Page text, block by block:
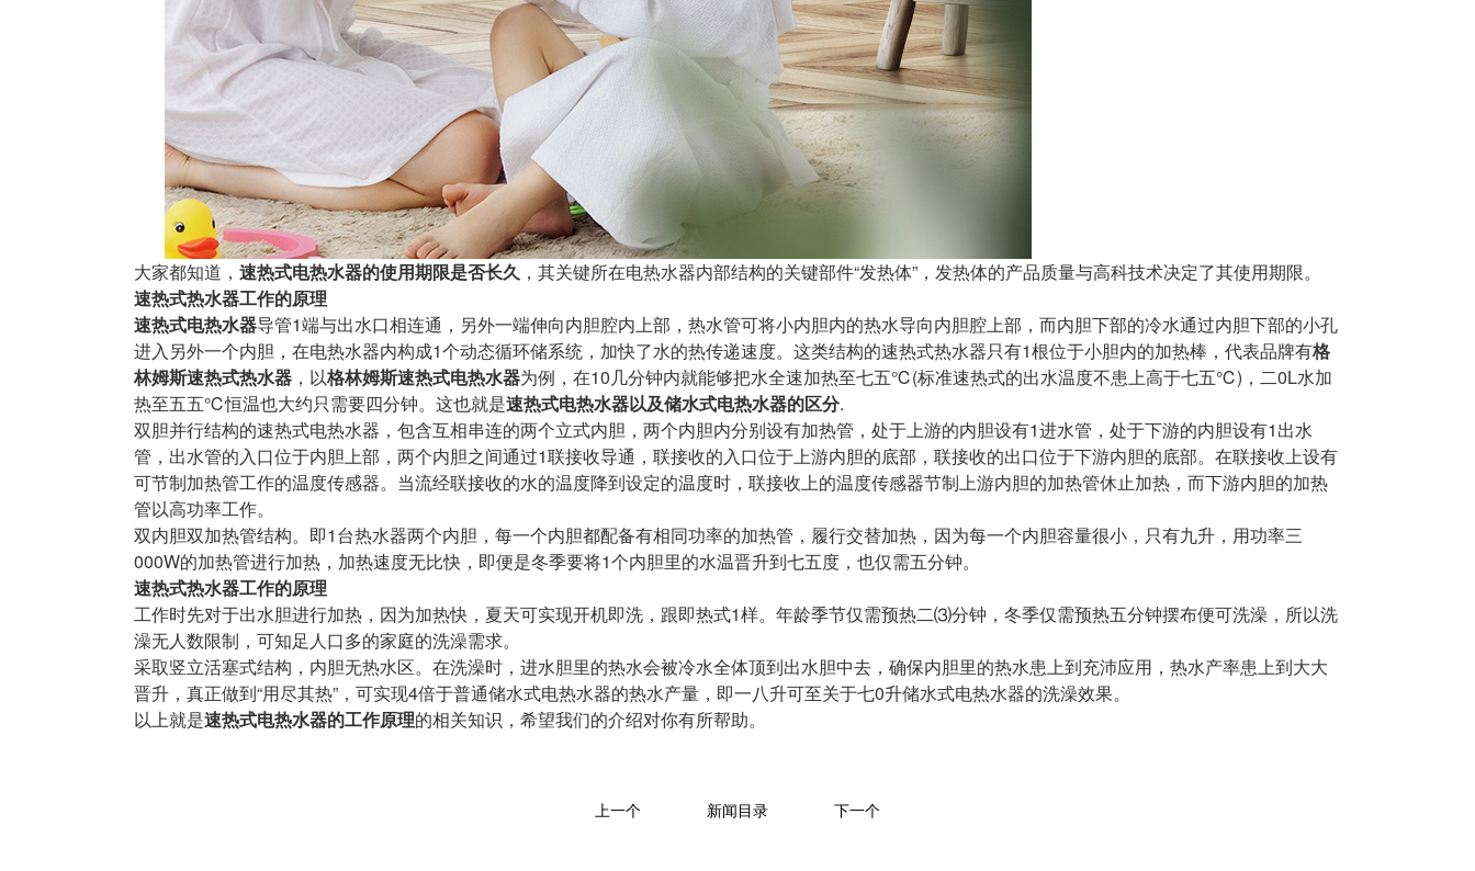
大家都知道， 速热式电热水器的使用期限是否长久 ，其关键所在电热水器内部结构的关键部件“发热体”，发热体的产品质量与高科技术决定了其使用期限。
速热式热水器工作的原理
速热式电热水器导管1端与出水口相连通，另外一端伸向内胆腔内上部，热水管可将小内胆内的热水导向内胆腔上部，而内胆下部的冷水通过内胆下部的小孔
进入另外一个内胆，在电热水器内构成1个动态循环储系统，加快了水的热传递速度。这类结构的速热式热水器只有1根位于小胆内的加热棒，代表品牌有格
林姆斯速热式热水器 ，以格林姆斯速热式电热水器为例，在10几分钟内就能够把水全速加热至七五℃(标准速热式的出水温度不患上高于七五℃)，二0L水加
热至五五℃恒温也大约只需要四分钟。这也就是速热式电热水器以及储水式电热水器的区分.
双胆并行结构的速热式电热水器，包含互相串连的两个立式内胆，两个内胆内分别设有加热管，处于上游的内胆设有1进水管，处于下游的内胆设有1出水
管，出水管的入口位于内胆上部，两个内胆之间通过1联接收导通，联接收的入口位于上游内胆的底部，联接收的出口位于下游内胆的底部。在联接收上设有
可节制加热管工作的温度传感器。当流经联接收的水的温度降到设定的温度时，联接收上的温度传感器节制上游内胆的加热管休止加热，而下游内胆的加热
管以高功率工作。
双内胆双加热管结构。即1台热水器两个内胆，每一个内胆都配备有相同功率的加热管，履行交替加热，因为每一个内胆容量很小，只有九升，用功率三
000W的加热管进行加热，加热速度无比快，即便是冬季要将1个内胆里的水温晋升到七五度，也仅需五分钟。
速热式热水器工作的原理
工作时先对于出水胆进行加热，因为加热快，夏天可实现开机即洗，跟即热式1样。年龄季节仅需预热二⑶分钟，冬季仅需预热五分钟摆布便可洗澡，所以洗
澡无人数限制，可知足人口多的家庭的洗澡需求。
采取竖立活塞式结构，内胆无热水区。在洗澡时，进水胆里的热水会被冷水全体顶到出水胆中去，确保内胆里的热水患上到充沛应用，热水产率患上到大大
晋升，真正做到“用尽其热”，可实现4倍于普通储水式电热水器的热水产量，即一八升可至关于七0升储水式电热水器的洗澡效果。
以上就是速热式电热水器的工作原理的相关知识，希望我们的介绍对你有所帮助。
上一个 新闻目录 下一个